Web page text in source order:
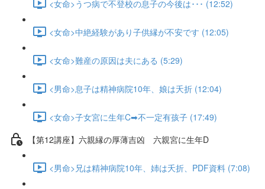
<女命>うつ病で不登校の息子の今後は･･･ (12:52)
<女命>中絶経験があり子供縁が不安です (12:05)
<女命>難産の原因は夫にある (5:29)
<男命>息子は精神病院10年、娘は夭折 (12:04)
<女命>子女宮に生年C➡不一定有孩子 (17:49)
【第12講座】六親縁の厚薄吉凶 六親宮に生年D
<男命>兄は精神病院10年、姉は夭折、PDF資料 (7:08)